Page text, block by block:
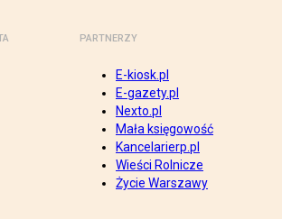
PARTNERZY
E-kiosk.pl
E-gazety.pl
Nexto.pl
Mała księgowość
Kancelarierp.pl
Wieści Rolnicze
Życie Warszawy